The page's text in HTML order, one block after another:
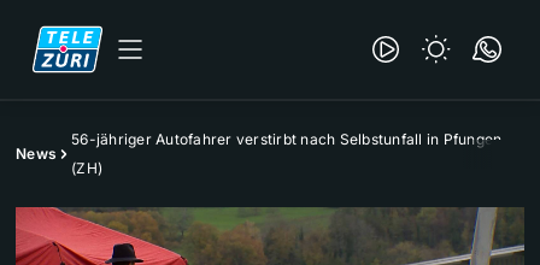
News
56-jähriger Autofahrer verstirbt nach Selbstunfall in Pfungen
(ZH)